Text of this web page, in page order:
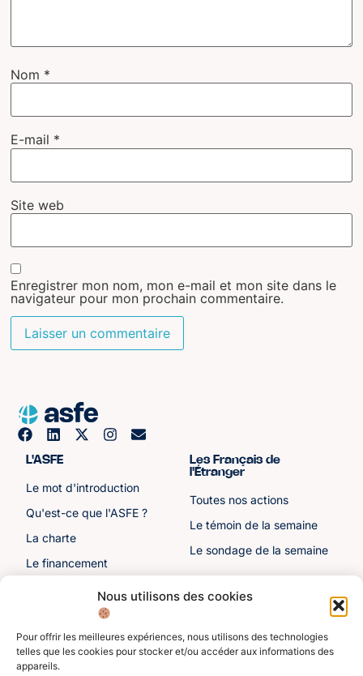
Nous utilisons des cookies
Pour offrir les meilleures expériences, nous utilisons des technologies
telles que les cookies pour stocker et/ou accéder aux informations des
appareils.
Nom *
E-mail *
Site web
Enregistrer mon nom, mon e-mail et mon site dans le
navigateur pour mon prochain commentaire.
L'ASFE
Le mot d'introduction
Qu'est-ce que l'ASFE ?
La charte
Le financement
Les sénateurs
Les Français de
l'Étranger
Toutes nos actions
Le témoin de la semaine
Le sondage de la semaine
Autre liens
Toutes les ressources
Divers